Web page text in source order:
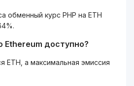
обменный курс PHP на ETH
Ethereum доступно?
ETH, а максимальная эмиссия